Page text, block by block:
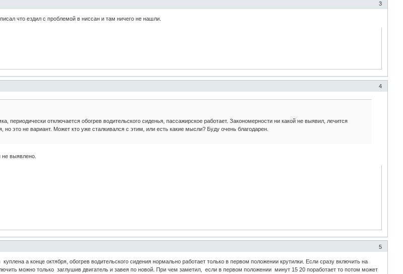
3
что ездил с проблемой в ниссан и там ничего не нашли.
4
периодически отключается обогрев водительского сиденья, пассажирское работает. Закономерности ни какой не выявил, лечится
это не вариант. Может кто уже сталкивался с этим, или есть какие мысли? Буду очень благодарен.
выявлено.
5
а конце октября, обогрев водительского сидения нормально работает только в первом положении крутилки. Если сразу включить на
можно только заглушив двигатель и завея по новой. При чем заметил, если в первом положении минут 15 20 поработает то потом может